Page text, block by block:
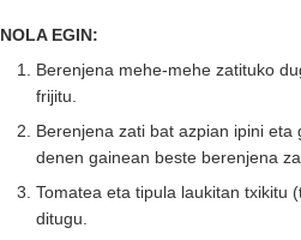
NOLA EGIN:
Berenjena mehe-mehe zatituko
frijitu.
Berenjena zati bat azpian ipini
denen gainean beste berenjena
Tomatea eta tipula laukitan txikitu
ditugu.